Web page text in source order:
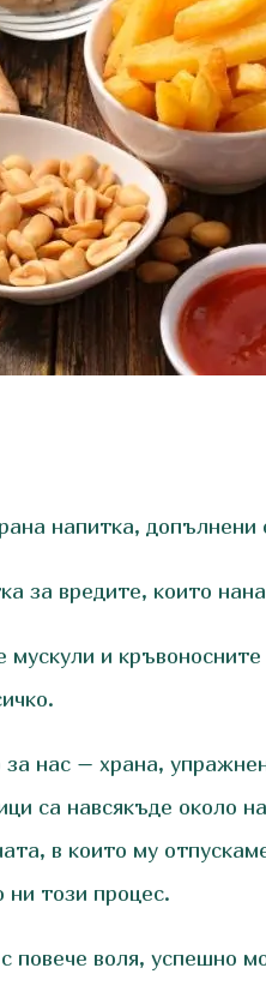
напитка,
за вредите, които
и
нас – храна,
са навсякъде около
в които му
ни този процес.
повече воля, успешно